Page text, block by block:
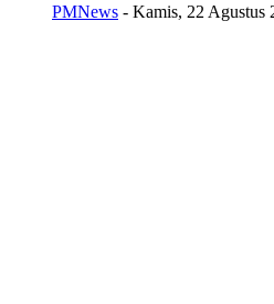
PMNews - Kamis, 22 Agustus